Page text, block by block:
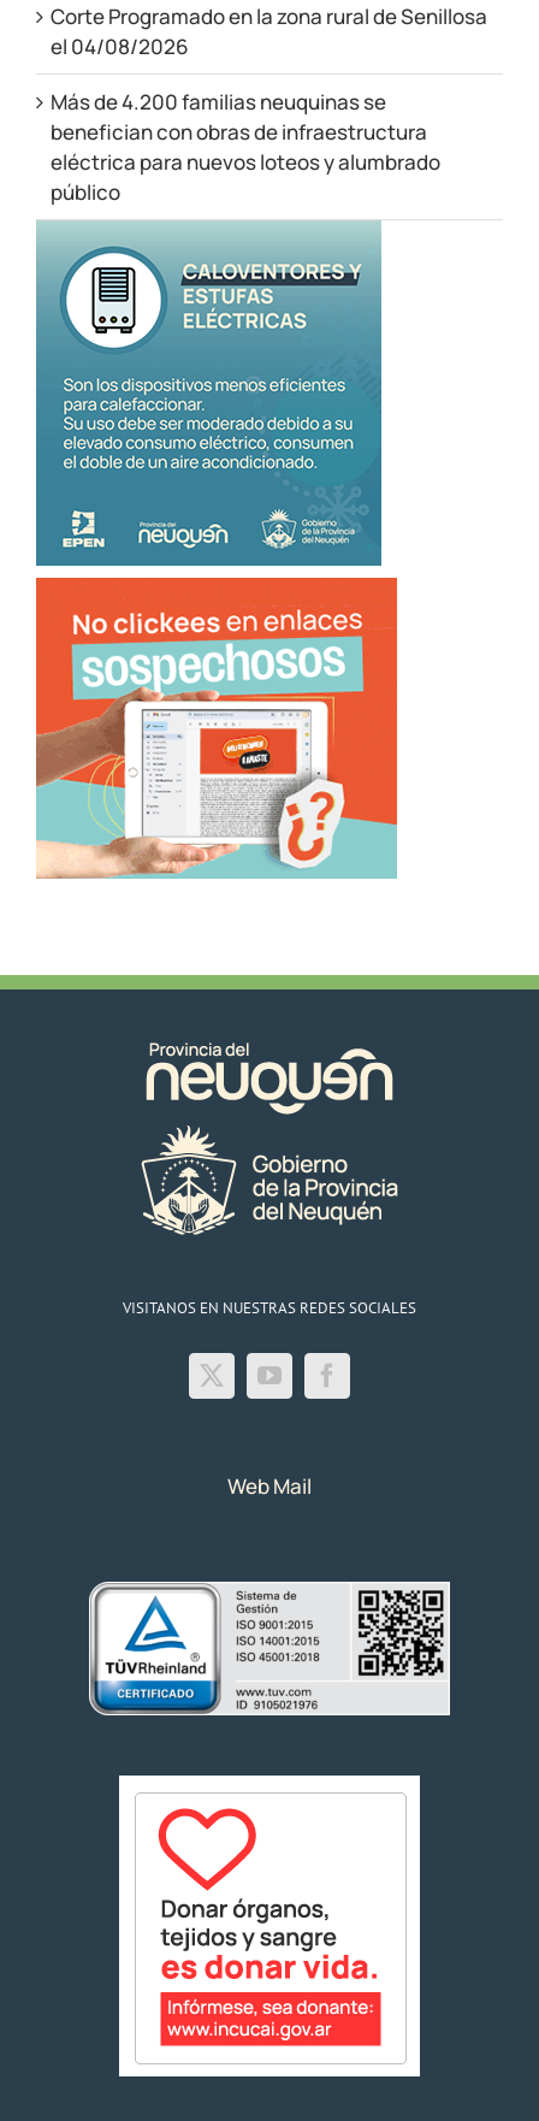
Corte Programado en la zona rural de Senillosa
el 04/08/2026
Más de 4.200 familias neuquinas se
benefician con obras de infraestructura
eléctrica para nuevos loteos y alumbrado
público
VISITANOS EN NUESTRAS REDES SOCIALES
Web Mail